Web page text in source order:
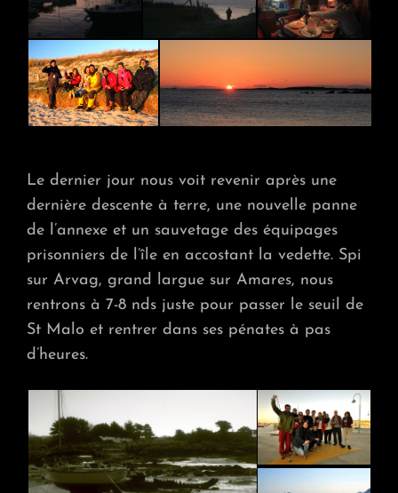
Le dernier jour nous voit revenir après une
dernière descente à terre, une nouvelle panne
de l’annexe et un sauvetage des équipages
prisonniers de l’île en accostant la vedette. Spi
sur Arvag, grand largue sur Amares, nous
rentrons à 7-8 nds juste pour passer le seuil de
St Malo et rentrer dans ses pénates à pas
d’heures.